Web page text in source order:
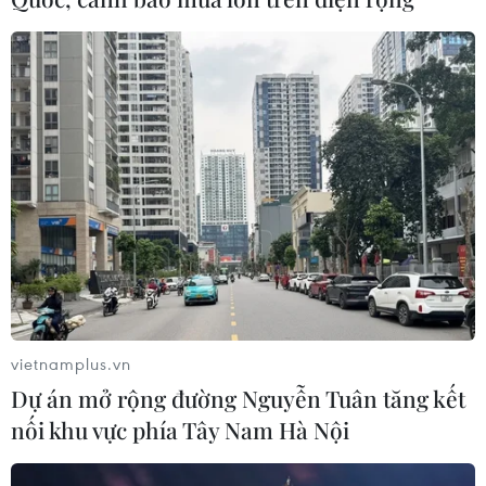
Nhật Bản thúc đẩy phát triển lò phản
ứng modul cỡ nhỏ
05/08/2026 04:59
Mỹ mở rộng hỗ trợ Nhật Bản bảo vệ
đồng yen nhằm ổn định kinh tế châu
Á
05/08/2026 04:26
Trung Quốc tăng cường trấn áp tội
phạm có tổ chức
Điều gì chờ đợi đồng yen sau cái bắt
vietnamplus.vn
Dự án mở rộng đường Nguyễn Tuân tăng kết
nối khu vực phía Tây Nam Hà Nội